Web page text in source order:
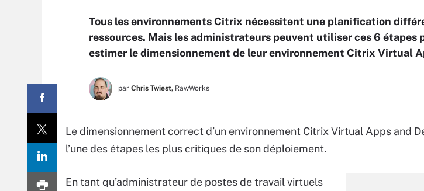
Tous les environnements Citrix nécessitent une planification
ressources. Mais les administrateurs peuvent utiliser ces 6 étapes
estimer le dimensionnement de leur environnement Citrix Virtual
par Chris Twiest, RawWorks
Le dimensionnement correct d’un environnement Citrix Virtual Apps and
l’une des étapes les plus critiques de son déploiement.
En tant qu’administrateur de postes de travail virtuels